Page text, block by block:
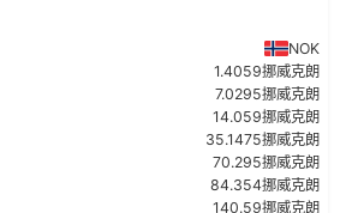
NOK
1.4059挪威克朗
7.0295挪威克朗
14.059挪威克朗
35.1475挪威克朗
70.295挪威克朗
84.354挪威克朗
140.59挪威克朗